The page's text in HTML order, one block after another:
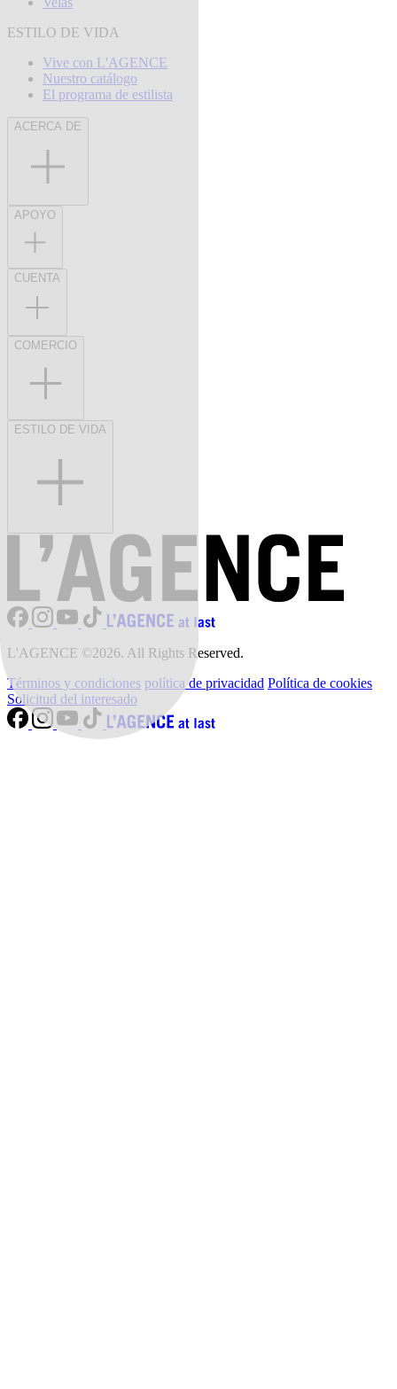
ESTILO DE VIDA
Vive con L'AGENCE
Nuestro catálogo
El programa de estilista
ACERCA DE
APOYO
CUENTA
COMERCIO
ESTILO DE VIDA
L'AGENCE ©2026. All Rights Reserved.
Términos y condiciones política de privacidad Política de cookies
Solicitud del interesado